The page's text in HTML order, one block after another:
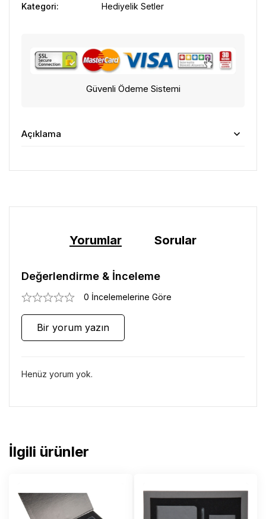
Kategori: Hediyelik Setler
Güvenli Ödeme Sistemi
Açıklama
Yorumlar Sorular
Değerlendirme & İnceleme
0 İncelemelerine Göre
Bir yorum yazın
Henüz yorum yok.
İlgili ürünler